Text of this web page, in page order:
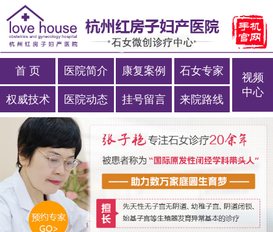
首 页 医院简介 康复案例 石女专家
权威技术 医院动态 挂号留言 来院路线
视频
中心